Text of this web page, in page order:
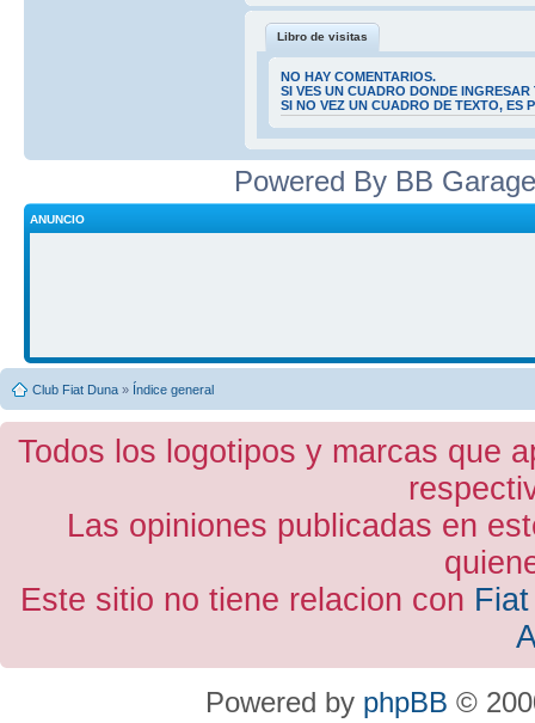
Libro de visitas
NO HAY COMENTARIOS.
SI VES UN CUADRO DONDE
SI NO VEZ UN CUADRO DE TEXTO, ES
Powered By BB
ANUNCIO
Club Fiat Duna » Índice general
Todos los logotipos y marcas que
Las opiniones publicadas en
Este sitio no tiene relacion con
Powered by phpBB ©